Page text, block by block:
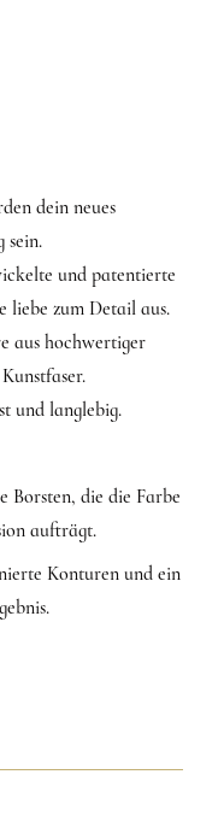
dein neues
sein.
und patentierte
liebe zum Detail aus.
aus hochwertiger
und langlebig.
Borsten, die die Farbe
aufträgt.
Konturen und ein